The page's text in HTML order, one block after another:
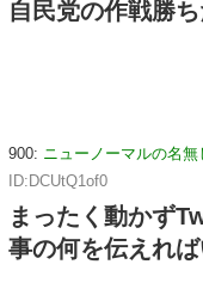
自民党の作戦勝ち
900: ニューノーマルの名無
ID:DCUtQ1of0
まったく動かず
事の何を伝えれ